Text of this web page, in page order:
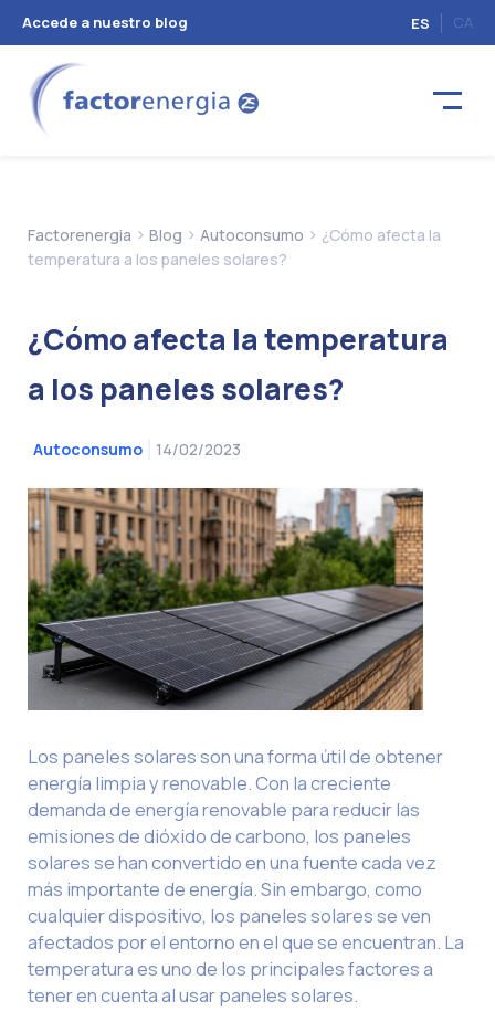
Accede a nuestro blog ES CA
Factorenergia > Blog > Autoconsumo > ¿Cómo afecta la
temperatura a los paneles solares?
¿Cómo afecta la temperatura
a los paneles solares?
Autoconsumo 14/02/2023
Los paneles solares son una forma útil de obtener
energía limpia y renovable. Con la creciente
demanda de energía renovable para reducir las
emisiones de dióxido de carbono, los paneles
solares se han convertido en una fuente cada vez
más importante de energía. Sin embargo, como
cualquier dispositivo, los paneles solares se ven
afectados por el entorno en el que se encuentran. La
temperatura es uno de los principales factores a
tener en cuenta al usar paneles solares.